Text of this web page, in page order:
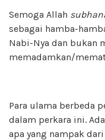
Semoga Allah
sebagai hamba-
Nabi-Nya dan bukan
memadamkan/
Para ulama berbeda
dalam perkara ini.
apa yang nampak